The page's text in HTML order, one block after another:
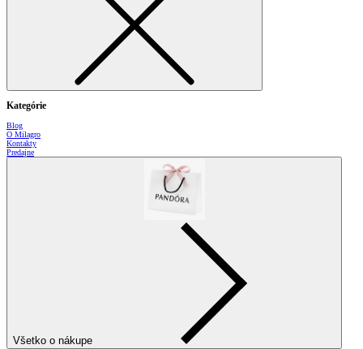
Kategórie
Blog
O Milagro
Kontakty
Predajne
Všetko o nákupe